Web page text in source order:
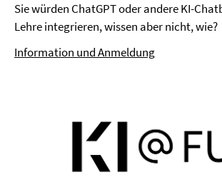
Sie würden ChatGPT oder andere KI-
Lehre integrieren, wissen aber nicht, wie?
Information und Anmeldung